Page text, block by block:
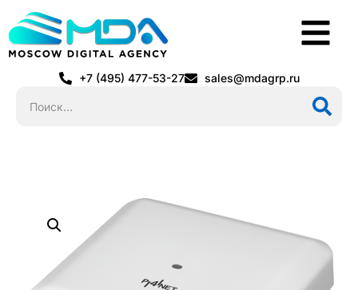
+7 (495) 477-53-27 sales@mdagrp.ru